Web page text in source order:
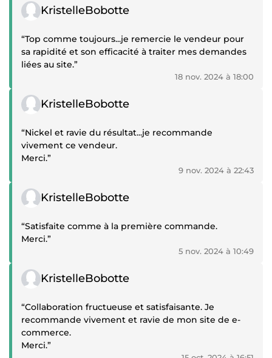
Témoignage positif
KristelleBobotte
“Top comme toujours...je remercie le vendeur pour
sa rapidité et son efficacité à traiter mes demandes
liées au site.”
18 nov. 2024 à 18:00
Témoignage positif
KristelleBobotte
“Nickel et ravie du résultat...je recommande
vivement ce vendeur.
Merci.”
9 nov. 2024 à 22:43
Témoignage positif
KristelleBobotte
“Satisfaite comme à la première commande.
Merci.”
5 nov. 2024 à 10:49
Témoignage positif
KristelleBobotte
“Collaboration fructueuse et satisfaisante. Je
recommande vivement et ravie de mon site de e-
commerce.
Merci.”